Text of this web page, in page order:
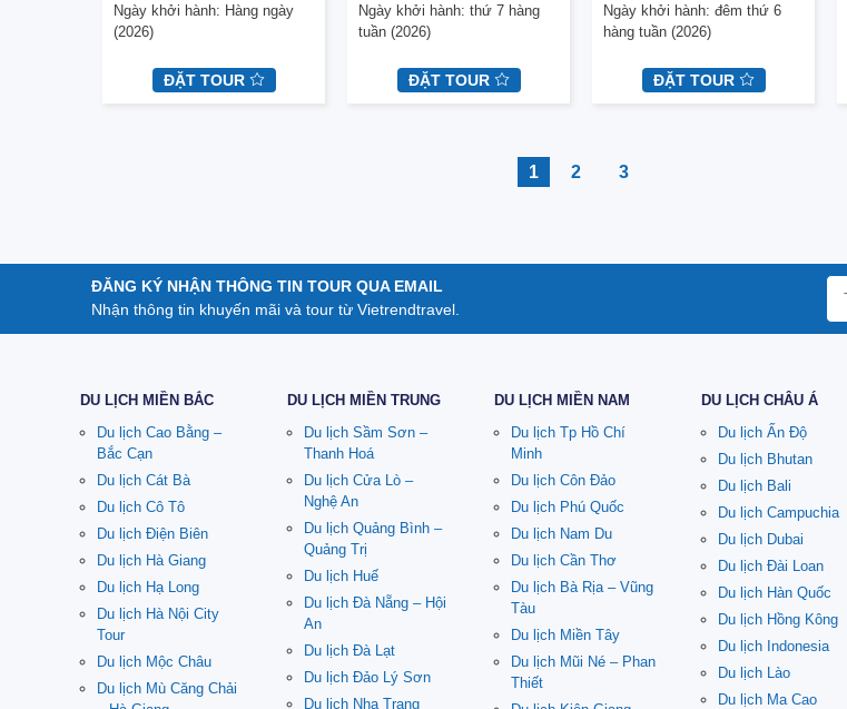
Ngày khởi hành: Hàng ngày
(2026)
ĐẶT TOUR
Ngày khởi hành: thứ 7 hàng
tuần (2026)
ĐẶT TOUR
Ngày khởi hành: đêm thứ 6
hàng tuần (2026)
ĐẶT TOUR
1 2 3
ĐĂNG KÝ NHẬN THÔNG TIN TOUR QUA EMAIL
Nhận thông tin khuyến mãi và tour từ Vietrendtravel.
DU LỊCH MIỀN BẮC
Du lịch Cao Bằng –
Bắc Cạn
Du lịch Cát Bà
Du lịch Cô Tô
Du lịch Điện Biên
Du lịch Hà Giang
Du lịch Hạ Long
Du lịch Hà Nội City
Tour
Du lịch Mộc Châu
Du lịch Mù Căng Chải
DU LỊCH MIỀN TRUNG
Du lịch Sầm Sơn –
Thanh Hoá
Du lịch Cửa Lò –
Nghệ An
Du lịch Quảng Bình –
Quảng Trị
Du lịch Huế
Du lịch Đà Nẵng – Hội
An
Du lịch Đà Lạt
Du lịch Đảo Lý Sơn
Du lịch Nha Trang
DU LỊCH MIỀN NAM
Du lịch Tp Hồ Chí
Minh
Du lịch Côn Đảo
Du lịch Phú Quốc
Du lịch Nam Du
Du lịch Cần Thơ
Du lịch Bà Rịa – Vũng
Tàu
Du lịch Miền Tây
Du lịch Mũi Né – Phan
Thiết
DU LỊCH CHÂU Á
Du lịch Ấn Độ
Du lịch Bhutan
Du lịch Bali
Du lịch Campuchia
Du lịch Dubai
Du lịch Đài Loan
Du lịch Hàn Quốc
Du lịch Hồng Kông
Du lịch Indonesia
Du lịch Lào
Du lịch Ma Cao